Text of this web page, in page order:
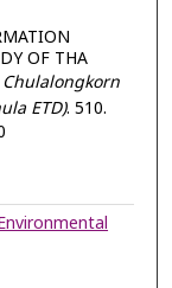
OF THA
Chulalongkorn
ETD). 510.